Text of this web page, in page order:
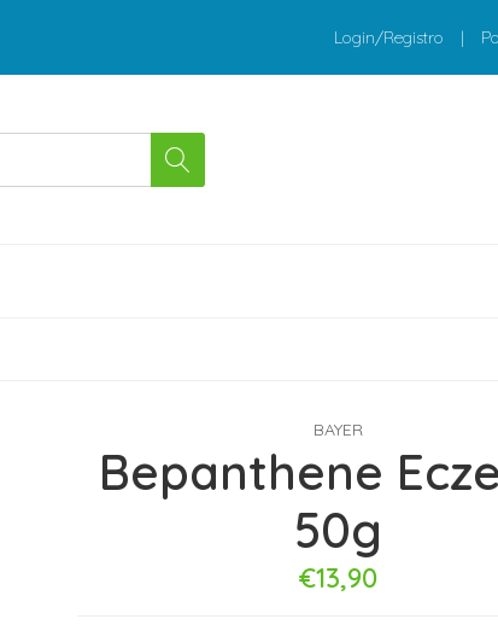
Login/Registro |
BAYER
Bepanthene
50g
€13,90